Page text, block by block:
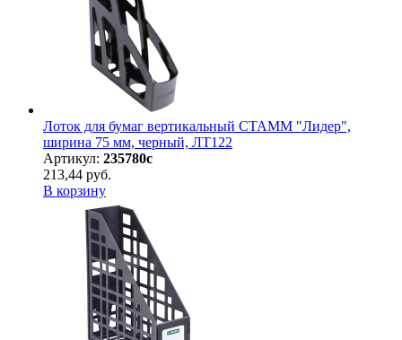
Лоток для бумаг вертикальный СТАММ "Лидер",
ширина 75 мм, черный, ЛТ122
Артикул: 235780с
213,44 руб.
В корзину